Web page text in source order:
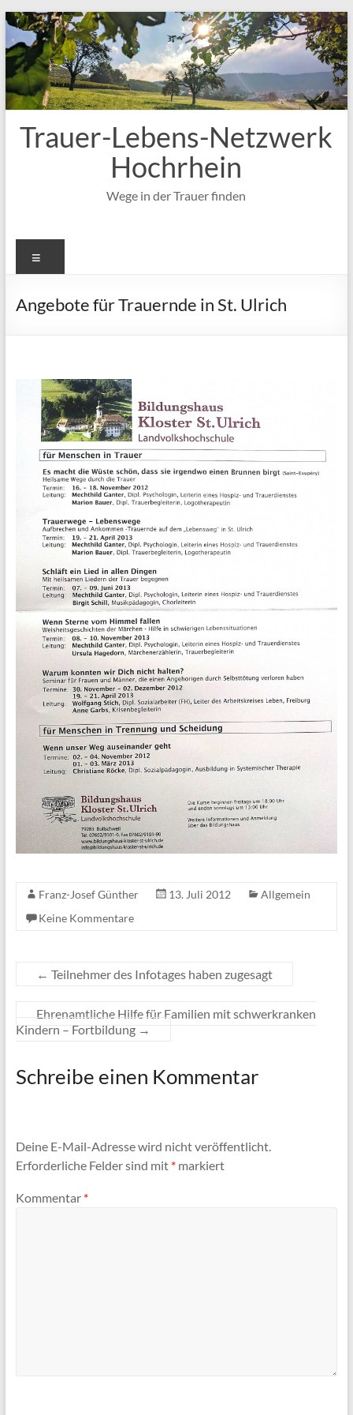
Zum
Inhalt
springen
Trauer-Lebens-Netzwerk
Hochrhein
Wege in der Trauer finden
Angebote für Trauernde in St. Ulrich
Franz-Josef Günther 13. Juli 2012
Allgemein
Keine Kommentare
← Teilnehmer des Infotages haben zugesagt
Ehrenamtliche Hilfe für Familien mit schwerkranken
Kindern – Fortbildung →
Schreibe einen Kommentar
Deine E-Mail-Adresse wird nicht veröffentlicht.
Erforderliche Felder sind mit *markiert
Kommentar *